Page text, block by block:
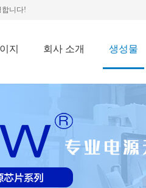
합니다!
지 회사 소개 생성물